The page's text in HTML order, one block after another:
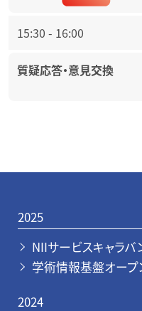
15:30 - 16:00
質疑応答・意見交換
2025
NIIサービスキャラバ
学術情報基盤オープ
2024